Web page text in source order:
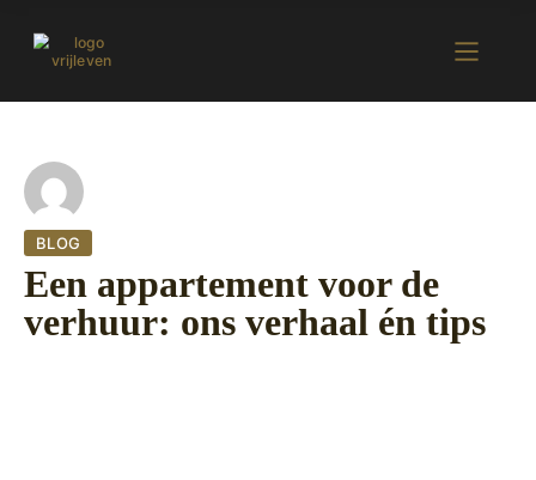
BLOG
Een appartement voor de
verhuur: ons verhaal én tips